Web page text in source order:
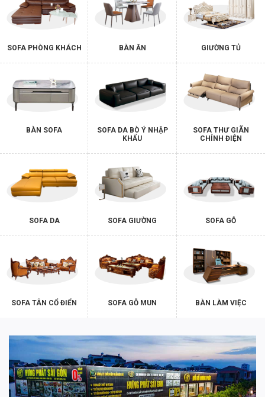
SOFA PHÒNG KHÁCH BÀN ĂN GIƯỜNG TỦ
BÀN SOFA
SOFA DA BÒ Ý NHẬP
KHẨU
SOFA THƯ GIÃN
CHỈNH ĐIỆN
SOFA DA SOFA GIƯỜNG SOFA GỖ
SOFA TÂN CỔ ĐIỂN SOFA GỖ MUN BÀN LÀM VIỆC